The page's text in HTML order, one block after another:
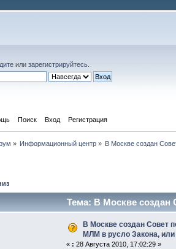
или зарегистрируйтесь
Поиск Вход Регистрация
» Информационный центр» В Москве создан
Тема: В Москве создан
раз)
В Москве создан Совет
МЛМ в русло Закона,
« : 28 Августа 2010, 17:02:29 »